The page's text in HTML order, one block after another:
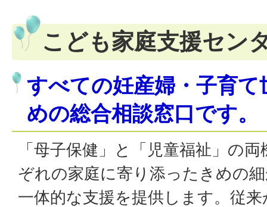
こども家庭支援セン
すべての妊産婦・子育
めの総合相談窓口です。
「母子保健」と「児童福祉」の
ぞれの家庭に寄り添ったきめの
一体的な支援を提供します。従